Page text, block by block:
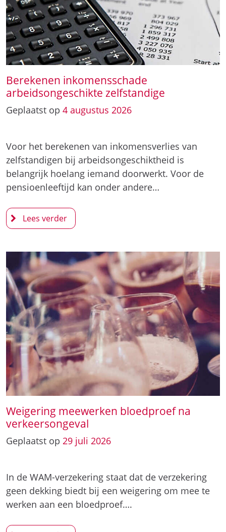
Berekenen inkomensschade
arbeidsongeschikte zelfstandige
Geplaatst op 4 augustus 2026
Voor het berekenen van inkomensverlies van
zelfstandigen bij arbeidsongeschiktheid is
belangrijk hoelang iemand doorwerkt. Voor de
pensioenleeftijd kan onder andere…
Weigering meewerken bloedproef na
verkeersongeval
Geplaatst op 29 juli 2026
In de WAM-verzekering staat dat de verzekering
geen dekking biedt bij een weigering om mee te
werken aan een bloedproef….